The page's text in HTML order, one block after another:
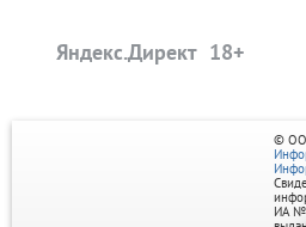
Яндекс.Директ
©
ИА №